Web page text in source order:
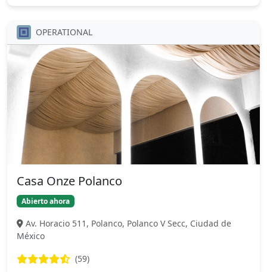
OPERATIONAL
Casa Onze Polanco
Abierto ahora
Av. Horacio 511, Polanco, Polanco V Secc, Ciudad de
México
(59)